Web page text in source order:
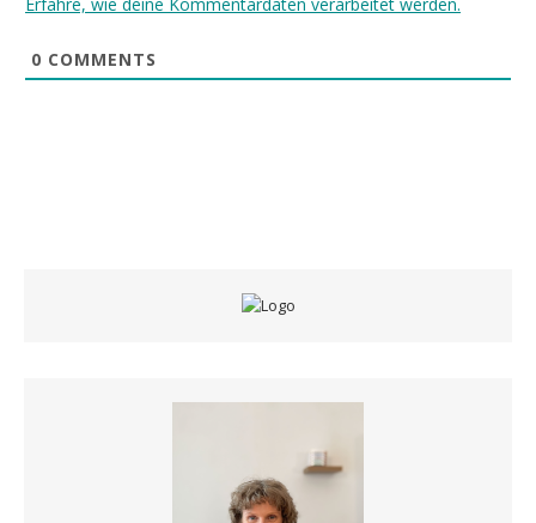
Erfahre, wie deine Kommentardaten verarbeitet werden.
0 COMMENTS